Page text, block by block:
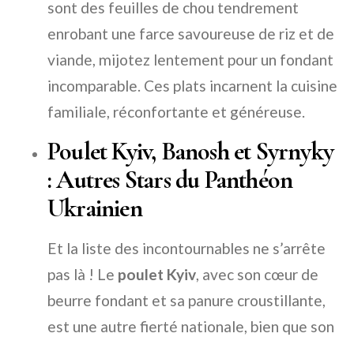
sont des feuilles de chou tendrement
enrobant une farce savoureuse de riz et de
viande, mijotez lentement pour un fondant
incomparable. Ces plats incarnent la cuisine
familiale, réconfortante et généreuse.
Poulet Kyiv, Banosh et Syrnyky
: Autres Stars du Panthéon
Ukrainien
Et la liste des incontournables ne s’arrête
pas là ! Le poulet Kyiv, avec son cœur de
beurre fondant et sa panure croustillante,
est une autre fierté nationale, bien que son